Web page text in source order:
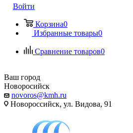
Войти
Корзина0
Избранные товары0
Сравнение товаров0
Ваш город
Новоросийск
novoros@kmh.ru
Новороссийск, ул. Видова, 91